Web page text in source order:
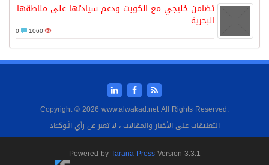
تضامن خليجي مع الكويت ودعم سيادتها على مناطقها
البحرية
1060
Copyright © 2026 www.alwakad.net All Rights Reserved.
التعليقات على الأخبار والمقالات ، لا تعبر عن رأي الَـوكــَاد
Powered byTarana PressVersion 3.3.1